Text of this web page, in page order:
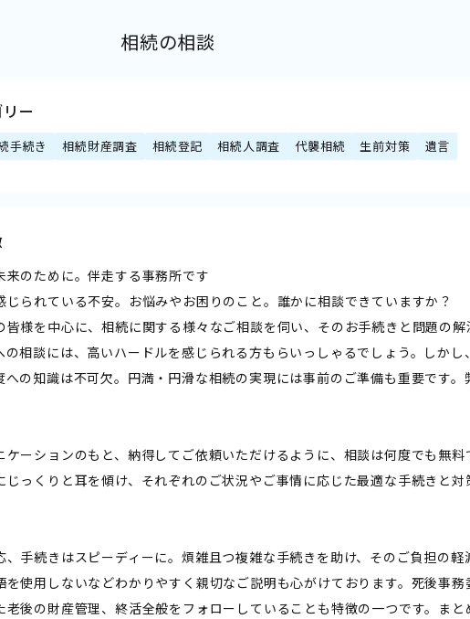
相続の相談
ー
手続き 相続財産調査 相続登記 相続人調査 代襲相続 生前対策 遺言
のために。伴走する事務所です
じられている不安。お悩みやお困りのこと。誰かに相談できていますか？
皆様を中心に、相続に関する様々なご相談を伺い、そのお手続きと問題の
の相談には、高いハードルを感じられる方もらいっしゃるでしょう。しか
への知識は不可欠。円満・円滑な相続の実現には事前のご準備も重要です。
ケーションのもと、納得してご依頼いただけるように、相談は何度でも無料
じっくりと耳を傾け、それぞれのご状況やご事情に応じた最適な手続きと対
、手続きはスピーディーに。煩雑且つ複雑な手続きを助け、そのご負担の軽
を使用しないなどわかりやすく親切なご説明も心がけております。死後事
老後の財産管理、終活全般をフォローしていることも特徴の一つです。まと